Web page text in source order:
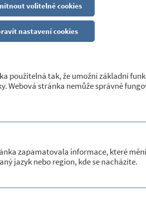
volitelné cookies
nastavení cookies
použitelná tak, že umožní základní
Webová stránka nemůže správně
zapamatovala informace, které
jazyk nebo region, kde se nacházíte.
PETROVICE, OKRES
zřízené obcí Petrovice tj. Mateřské školy
rozpočtu obce.